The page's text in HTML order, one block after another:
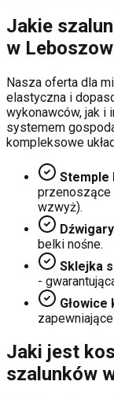
Jakie
w
Nasza oferta dla
elastyczna i
wykonawców, jak i
systemem
kompleksowe
Stemple
przenoszące
wzwyż).
belki nośne.
Sklejka
-
Jaki jest
szalunków